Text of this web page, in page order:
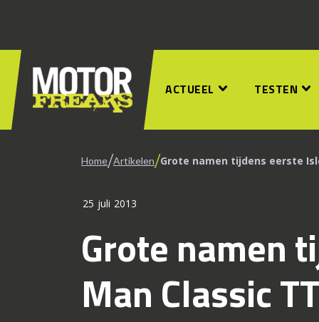
ACTUEEL TESTEN
Home/Artikelen/Grote namen tijdens eerste
25 juli 2013
Grote namen
Man Classic TT